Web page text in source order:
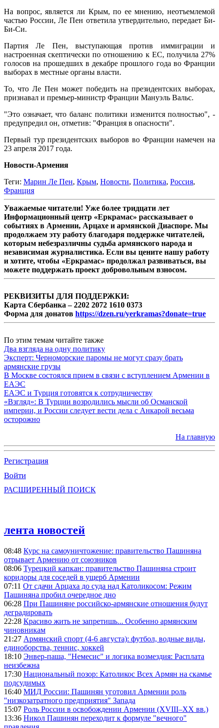
На вопрос, является ли Крым, по ее мнению, неотъемлемой
частью России, Ле Пен ответила утвердительно, передает Би-
Би-Си.
Партия Ле Пен, выступающая против иммиграции и
настроенная скептически по отношению к ЕС, получила 27%
голосов на прошедших в декабре прошлого года во Франции
выборах в местные органы власти.
То, что Ле Пен может победить на президентских выборах,
признавал и премьер-министр Франции Мануэль Вальс.
"Это означает, что баланс политики изменится полностью", -
предупредил он, отметив: "Франция в опасности".
Первый тур президентских выборов во Франции намечен на
23 апреля 2017 года.
Новости-Армения
Теги: Марин Ле Пен, Крым, Новости, Политика, Россия,
Франция
Уважаемые читатели! Уже более тридцати лет
Информационный центр «Еркрамас» рассказывает о
событиях в Армении, Арцахе и армянской Диаспоре. Мы
продолжаем эту работу благодаря поддержке читателей,
которым небезразличны судьба армянского народа и
независимая журналистика. Если вы цените нашу работу
и хотите, чтобы «Еркрамас» продолжал развиваться, вы
можете поддержать проект добровольным взносом.
РЕКВИЗИТЫ ДЛЯ ПОДДЕРЖКИ:
Карта Сбербанка – 2202 2072 1610 0373
Форма для донатов https://dzen.ru/yerkramas?donate=true
По этим темам читайте также
Два взгляда на одну политику
Эксперт: Черноморские паромы не могут сразу брать
армянские грузы
В Москве состоялся прием в связи с вступлением Армении в
ЕАЭС
ЕАЭС и Турция готовятся к сотрудничеству
«Взгляд»: В Турции возродились мысли об Османской
империи, и России следует вести дела с Анкарой весьма
осторожно
На главную
Регистрация
Войти
РАСШИРЕННЫЙ ПОИСК
лента новостей
08:48 Курс на самоуничтожение: правительство Пашиняна
отрывает Армению от союзников
08:06 Турецкий капкан: правительство Пашиняна строит
коридоры для соседей в ущерб Армении
07:11 От сдачи Арцаха до суда над Католикосом: Режим
Пашиняна пробил очередное дно
06:28 При Пашиняне российско-армянские отношения будут
деградировать
22:28 Красиво жить не запретишь... Особенно армянским
чиновникам
21:27 Армянский спорт (4-6 августа): футбол, водные виды,
единоборства, теннис, хоккей
18:10 Энвер-паша, "Немесис" и логика возмездия: Расплата
неизбежна
17:30 Национальный позор: Католикос Всех Армян на скамье
подсудимых
16:40 МИД России: Пашинян уготовил Армении роль
"низкозатратного предприятия" Запада
15:07 Роль России в освобождении Армении (XVIII–XX вв.)
13:36 Никол Пашинян переходит к формуле "вечного"